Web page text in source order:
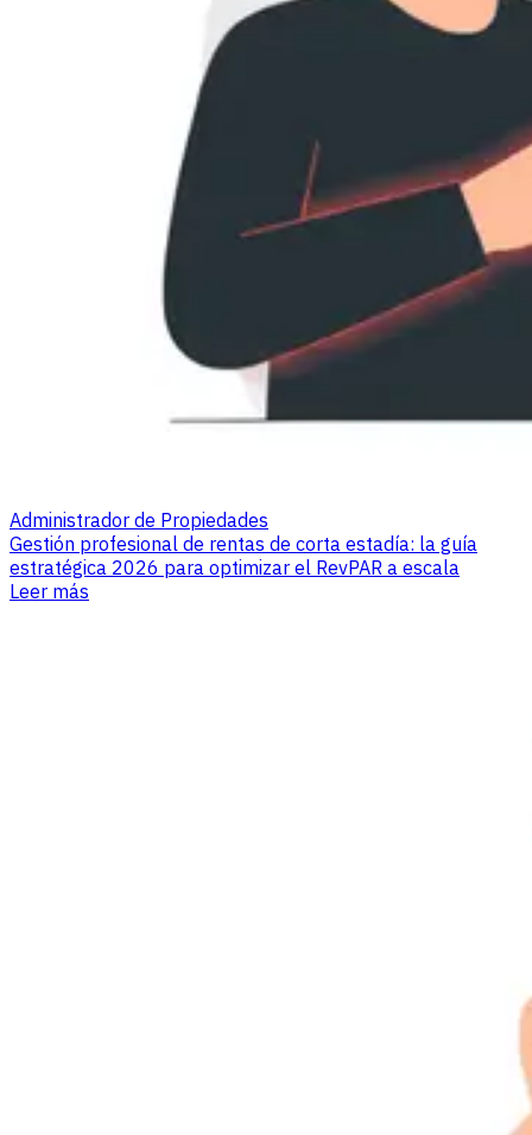
Administrador de Propiedades
Gestión profesional de rentas de corta estadía: la guía
estratégica 2026 para optimizar el RevPAR a escala
Leer más